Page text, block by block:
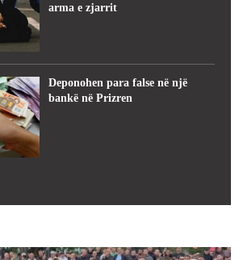
arma e zjarrit
Deponohen para false në një
bankë në Prizren